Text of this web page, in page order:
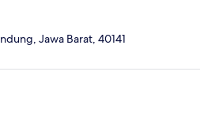
Jawa Barat, 40141